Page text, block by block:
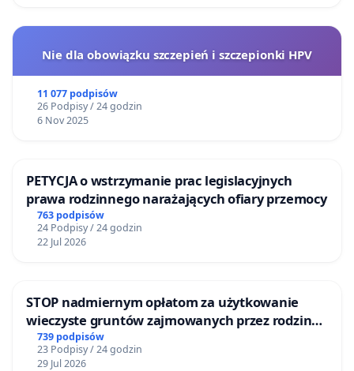
Nie dla obowiązku szczepień i szczepionki HPV
11 077 podpisów
26 Podpisy / 24 godzin
6 Nov 2025
PETYCJA o wstrzymanie prac legislacyjnych
prawa rodzinnego narażających ofiary przemocy
763 podpisów
24 Podpisy / 24 godzin
22 Jul 2026
STOP nadmiernym opłatom za użytkowanie
wieczyste gruntów zajmowanych przez rodzinne
ogrody działkowe.
739 podpisów
23 Podpisy / 24 godzin
29 Jul 2026